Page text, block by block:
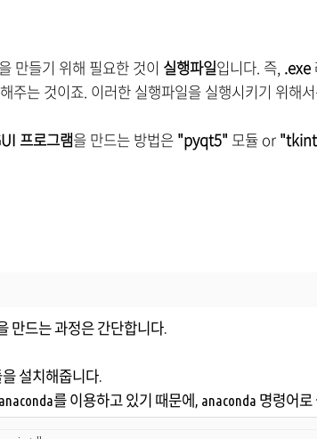
만들기 위해 필요한 것이 실행파일입니다. 즉, .exe
주는 것이죠. 이러한 실행파일을 실행시키기 위해
프로그램을 만드는 방법은 "pyqt5" 모듈 or
만드는 과정은 간단합니다.
을 설치해줍니다.
를 이용하고 있기 때문에, anaconda 명령어